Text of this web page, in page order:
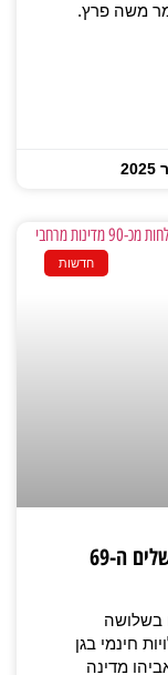
משה פרץ.
חדשות
במזג אוויר אופטימלי: צעדת ירושלים ה-69
צועדים בשלושה
חינמי בגן
מדינה